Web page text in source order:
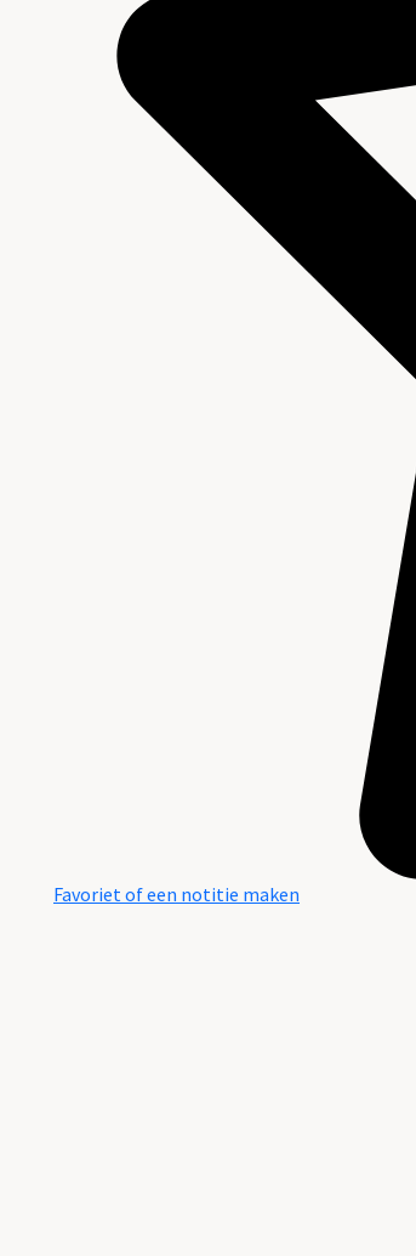
Favoriet of een notitie maken